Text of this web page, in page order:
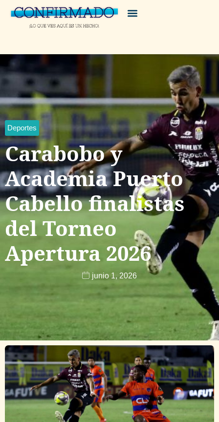
Deportes
Carabobo y
Academia Puerto
Cabello finalistas
del Torneo
Apertura 2026
junio 1, 2026